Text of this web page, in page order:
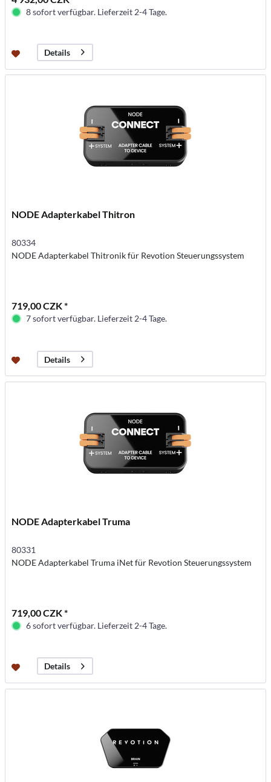
8 sofort verfügbar. Lieferzeit 2-4 Tage.
Details
NODE Adapterkabel Thitron
80334
NODE Adapterkabel Thitronik für Revotion Steuerungssystem
719,00 CZK *
7 sofort verfügbar. Lieferzeit 2-4 Tage.
Details
NODE Adapterkabel Truma
80331
NODE Adapterkabel Truma iNet für Revotion Steuerungssystem
719,00 CZK *
6 sofort verfügbar. Lieferzeit 2-4 Tage.
Details